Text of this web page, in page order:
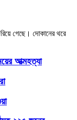
গেছে। দোকানের থরে
আত্মহত্যা